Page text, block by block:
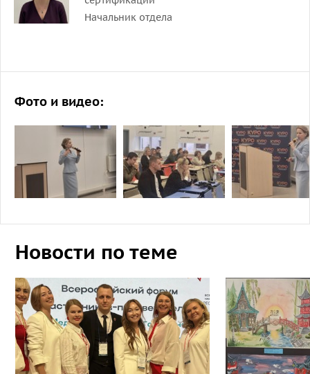
Начальник отдела
Фото и видео:
Новости по теме